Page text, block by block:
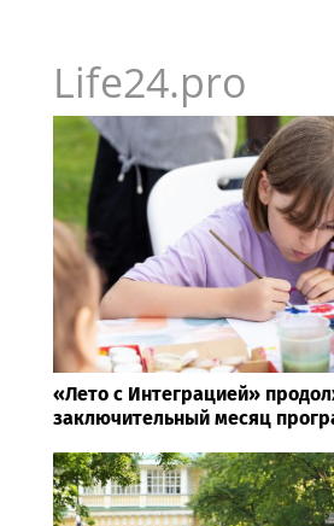
Life24.pro
«Лето с Интеграцией»
заключительный месяц